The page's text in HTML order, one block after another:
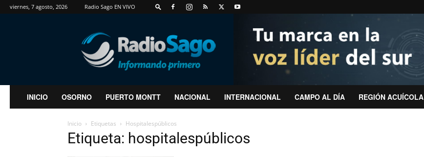
viernes, 7 agosto, 2026 Radio Sago EN VIVO
RadioSago
INICIO OSORNO PUERTO MONTT NACIONAL INTERNACIONAL CAMPO AL DÍA REGIÓN ACUÍCOLA
Inicio Etiquetas Hospitalespúblicos
Etiqueta: hospitalespúblicos